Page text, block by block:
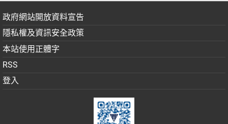
政府網站開放資料宣告
隱私權及資訊安全政策
本站使用正體字
RSS
登入